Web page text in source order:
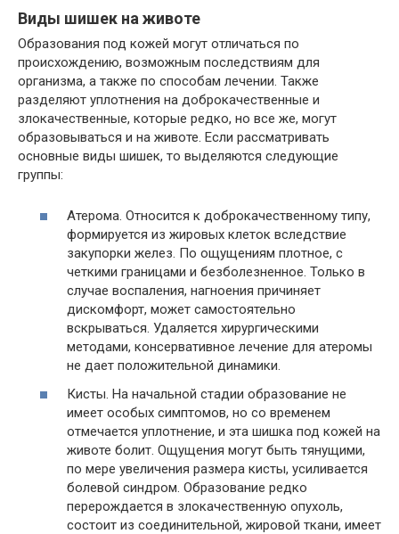
Виды шишек на животе
Образования под кожей могут отличаться по
происхождению, возможным последствиям для
организма, а также по способам лечении. Также
разделяют уплотнения на доброкачественные и
злокачественные, которые редко, но все же, могут
образовываться и на животе. Если рассматривать
основные виды шишек, то выделяются следующие
группы:
Атерома. Относится к доброкачественному типу,
формируется из жировых клеток вследствие
закупорки желез. По ощущениям плотное, с
четкими границами и безболезненное. Только в
случае воспаления, нагноения причиняет
дискомфорт, может самостоятельно
вскрываться. Удаляется хирургическими
методами, консервативное лечение для атеромы
не дает положительной динамики.
Кисты. На начальной стадии образование не
имеет особых симптомов, но со временем
отмечается уплотнение, и эта шишка под кожей на
животе болит. Ощущения могут быть тянущими,
по мере увеличения размера кисты, усиливается
болевой синдром. Образование редко
перерождается в злокачественную опухоль,
состоит из соединительной, жировой ткани, имеет